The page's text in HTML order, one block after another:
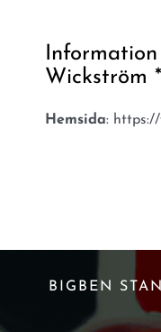
Wickström *
Hemsida: https://
BIGBEN